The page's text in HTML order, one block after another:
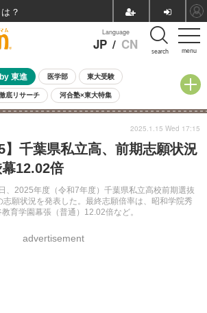
menu
Language
JP / CN search
東進 医学部 東大受験
底リサーチ 河合塾×東大特集
高校受験 中学受験 小学校受験
全国公立高校 過去問 人気記事
自由研究教材（中学生向け）
】千葉県私立高、前期志願状況
幕12.02倍
2025年度（令和7年度）千葉県私立高校前期選抜
願状況を発表した。最終志願倍率は、昭和学院秀
育学園幕張（普通）12.02倍など。
advertisement
2025.1.15 Wed 17:15